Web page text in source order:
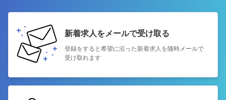
新着求人をメールで受け取る
登録をすると希望に沿った新着求人を随時メールで
受け取れます